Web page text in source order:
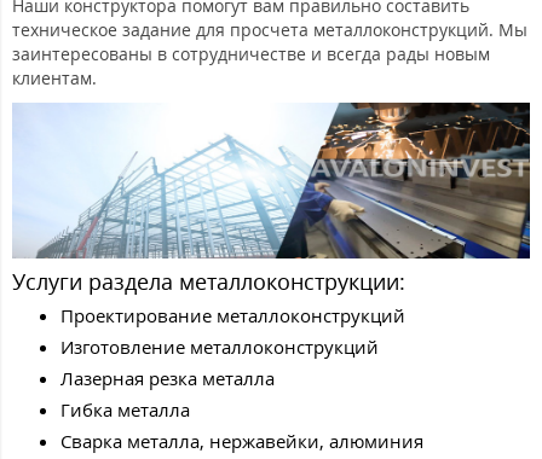
Наши конструктора помогут вам правильно составить
техническое задание для просчета металлоконструкций. Мы
заинтересованы в сотрудничестве и всегда рады новым
клиентам.
Услуги раздела металлоконструкции:
Проектирование металлоконструкций
Изготовление металлоконструкций
Лазерная резка металла
Гибка металла
Сварка металла, нержавейки, алюминия